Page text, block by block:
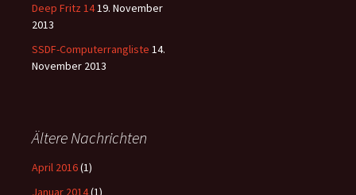
Deep Fritz 1419. November
2013
SSDF-Computerrangliste 14.
November 2013
Ältere Nachrichten
April 2016(1)
Januar 2014(1)